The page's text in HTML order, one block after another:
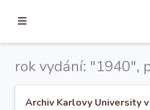
Úvod
rok vydání: "1940",
Archiv Karlovy University